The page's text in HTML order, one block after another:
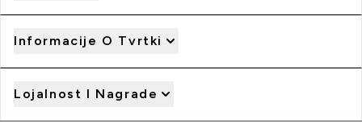
Informacije O Tvrtki
Lojalnost I Nagrade